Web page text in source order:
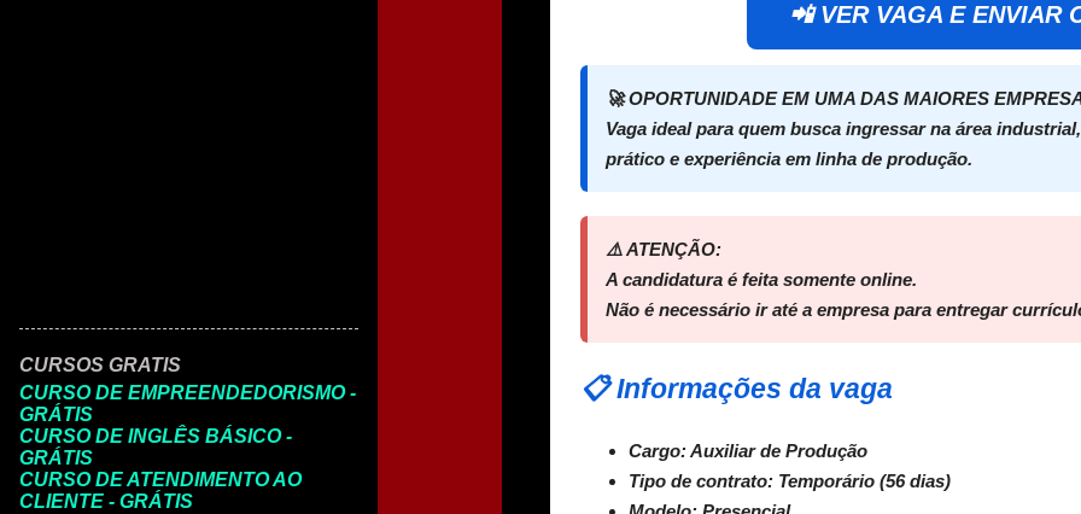
📲 VER VAGA E ENVIAR
🚀 OPORTUNIDADE EM UMA DAS MAIORES
Vaga ideal para quem busca ingressar na área
prático e experiência em linha de produção.
⚠️ ATENÇÃO:
A candidatura é feita somente online.
Não é necessário ir até a empresa para entregar
📋 Informações da vaga
Cargo:Auxiliar de Produção
Tipo de contrato: Temporário (56 dias)
CURSOS GRATIS
CURSO DE EMPREENDEDORISMO -
GRÁTIS
CURSO DE INGLÊS BÁSICO -
GRÁTIS
CURSO DE ATENDIMENTO AO
CLIENTE - GRÁTIS